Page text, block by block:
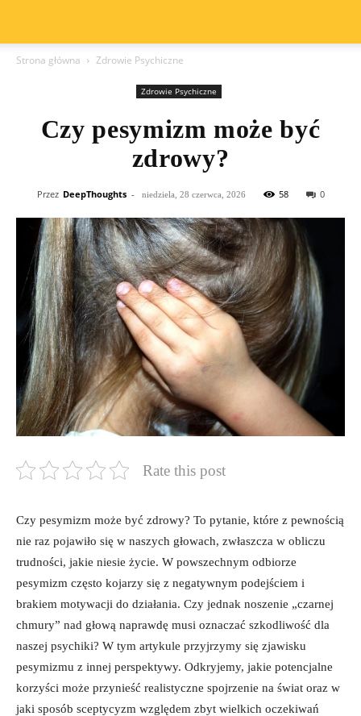
Strona główna Zdrowie Psychiczne
Zdrowie Psychiczne
Czy pesymizm może być
zdrowy?
Przez DeepThoughts - niedziela, 28 czerwca, 2026 58 0
Rate this post
Czy pesymizm może być zdrowy? To pytanie, które z pewnością
nie raz pojawiło się w naszych głowach, zwłaszcza w obliczu
trudności, jakie niesie życie. W powszechnym odbiorze
pesymizm często kojarzy się z negatywnym podejściem i
brakiem motywacji do działania. Czy jednak noszenie „czarnej
chmury” nad głową naprawdę musi oznaczać szkodliwość dla
naszej psychiki? W tym artykule przyjrzymy się zjawisku
pesymizmu z innej perspektywy. Odkryjemy, jakie potencjalne
korzyści może przynieść realistyczne spojrzenie na świat oraz w
jaki sposób sceptycyzm względem zbyt wielkich oczekiwań